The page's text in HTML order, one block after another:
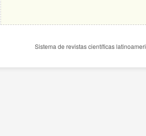
Sistema de revistas científicas